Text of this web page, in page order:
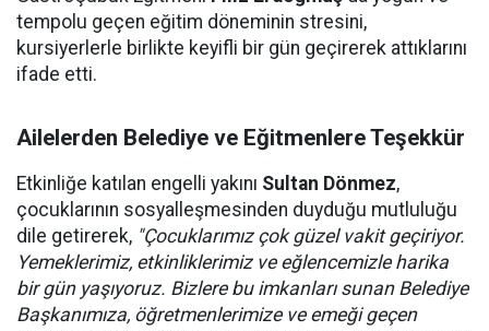
tempolu geçen eğitim döneminin stresini,
kursiyerlerle birlikte keyifli bir gün geçirerek attıklarını
ifade etti.
Ailelerden Belediye ve Eğitmenlere Teşekkür
Etkinliğe katılan engelli yakını Sultan Dönmez,
çocuklarının sosyalleşmesinden duyduğu mutluluğu
dile getirerek, "Çocuklarımız çok güzel vakit geçiriyor.
Yemeklerimiz, etkinliklerimiz ve eğlencemizle harika
bir gün yaşıyoruz. Bizlere bu imkanları sunan Belediye
Başkanımıza, öğretmenlerimize ve emeği geçen